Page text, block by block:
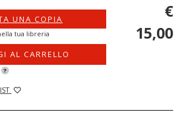
UNA COPIA
tua libreria
AL CARRELLO
?
€
15,00